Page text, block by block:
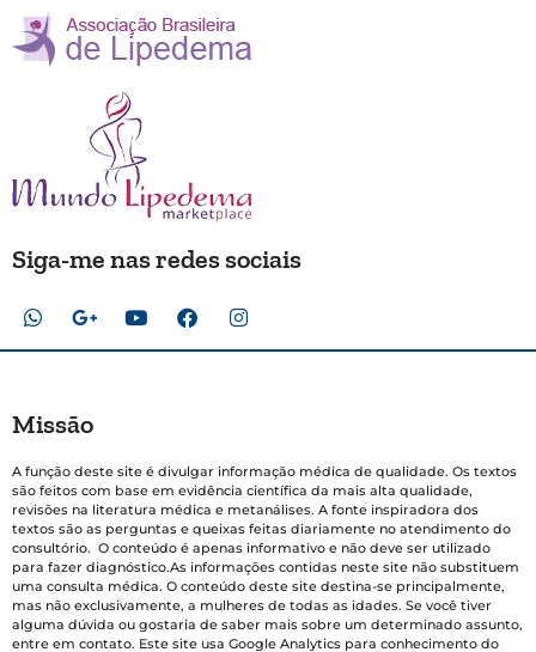
Siga-me nas redes sociais
Missão
A função deste site é divulgar informação médica de qualidade. Os textos
são feitos com base em evidência científica da mais alta qualidade,
revisões na literatura médica e metanálises. A fonte inspiradora dos
textos são as perguntas e queixas feitas diariamente no atendimento do
consultório. O conteúdo é apenas informativo e não deve ser utilizado
para fazer diagnóstico.As informações contidas neste site não substituem
uma consulta médica. O conteúdo deste site destina-se principalmente,
mas não exclusivamente, a mulheres de todas as idades. Se você tiver
alguma dúvida ou gostaria de saber mais sobre um determinado assunto,
entre em contato. Este site usa Google Analytics para conhecimento do